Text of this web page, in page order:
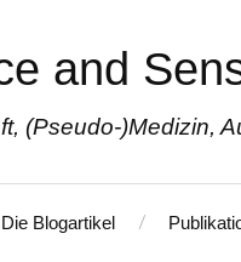
and
(Pseudo-)Medizin,
Die Blogartikel